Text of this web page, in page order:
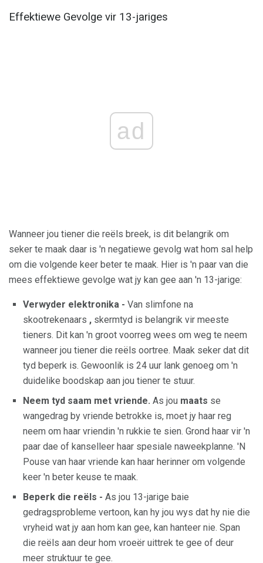
Effektiewe Gevolge vir 13-jariges
ad
Wanneer jou tiener die reëls breek, is dit belangrik om
seker te maak daar is 'n negatiewe gevolg wat hom sal help
om die volgende keer beter te maak. Hier is 'n paar van die
mees effektiewe gevolge wat jy kan gee aan 'n 13-jarige:
Verwyder elektronika - Van slimfone na
skootrekenaars , skermtyd is belangrik vir meeste
tieners. Dit kan 'n groot voorreg wees om weg te neem
wanneer jou tiener die reëls oortree. Maak seker dat dit
tyd beperk is. Gewoonlik is 24 uur lank genoeg om 'n
duidelike boodskap aan jou tiener te stuur.
Neem tyd saam met vriende. As jou maats se
wangedrag by vriende betrokke is, moet jy haar reg
neem om haar vriendin 'n rukkie te sien. Grond haar vir 'n
paar dae of kanselleer haar spesiale naweekplanne. 'N
Pouse van haar vriende kan haar herinner om volgende
keer 'n beter keuse te maak.
Beperk die reëls - As jou 13-jarige baie
gedragsprobleme vertoon, kan hy jou wys dat hy nie die
vryheid wat jy aan hom kan gee, kan hanteer nie. Span
die reëls aan deur hom vroeër uittrek te gee of deur
meer struktuur te gee.